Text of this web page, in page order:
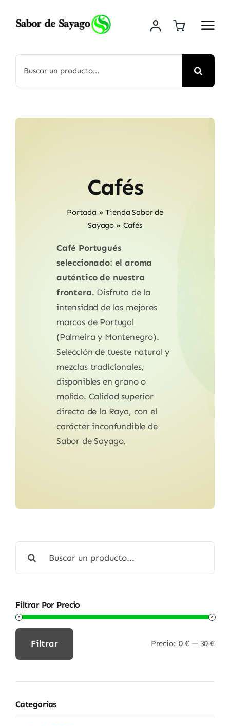
Cafés
Portada »Tienda Sabor de
Sayago » Cafés
Café Portugués
seleccionado: el aroma
auténtico de nuestra
frontera. Disfruta de la
intensidad de las mejores
marcas de Portugal
(Palmeira y Montenegro).
Selección de tueste natural y
mezclas tradicionales,
disponibles en grano o
molido. Calidad superior
directa de la Raya, con el
carácter inconfundible de
Sabor de Sayago.
Filtrar Por Precio
Filtrar Precio: 0 € — 30 €
Categorías